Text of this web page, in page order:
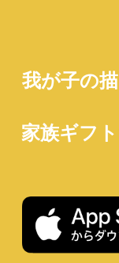
我が子の
家族ギフ